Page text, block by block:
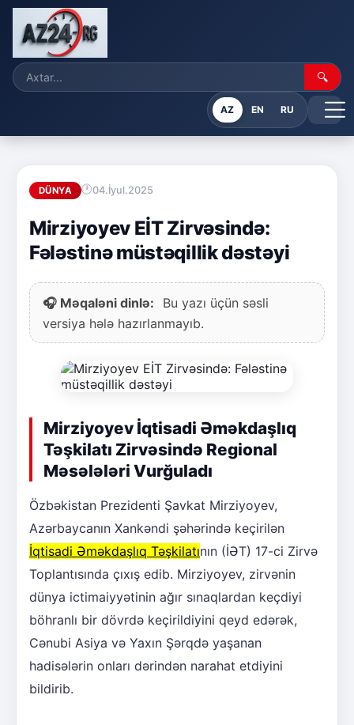
🔍
AZ EN RU
DÜNYA 04.İyul.2025
Mirziyoyev EİT Zirvəsində:
Fələstinə müstəqillik dəstəyi
🎧 Məqaləni dinlə:
Bu yazı üçün səsli
versiya hələ hazırlanmayıb.
Mirziyoyev İqtisadi Əməkdaşlıq
Təşkilatı Zirvəsində Regional
Məsələləri Vurğuladı
Özbəkistan Prezidenti Şavkat Mirziyoyev,
Azərbaycanın Xankəndi şəhərində keçirilən
İqtisadi Əməkdaşlıq Təşkilatının (İƏT) 17-ci Zirvə
Toplantısında çıxış edib. Mirziyoyev, zirvənin
dünya ictimaiyyətinin ağır sınaqlardan keçdiyi
böhranlı bir dövrdə keçirildiyini qeyd edərək,
Cənubi Asiya və Yaxın Şərqdə yaşanan
hadisələrin onları dərindən narahat etdiyini
bildirib.